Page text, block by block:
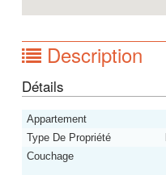
Description
Détails
Appartement
Type De Propriété
Couchage